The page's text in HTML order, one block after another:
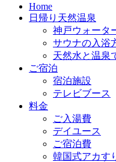
Home
日帰り天然温泉
神戸ウォータ
サウナの入浴
天然水と温泉
ご宿泊
宿泊施設
テレビブース
料金
ご入湯費
デイユース
ご宿泊費
韓国式アカす